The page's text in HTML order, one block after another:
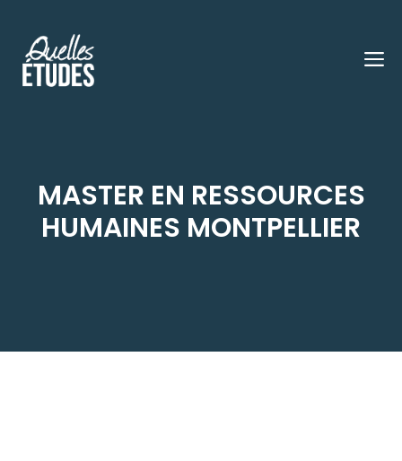
contenu
MASTER EN RESSOURCES
HUMAINES MONTPELLIER